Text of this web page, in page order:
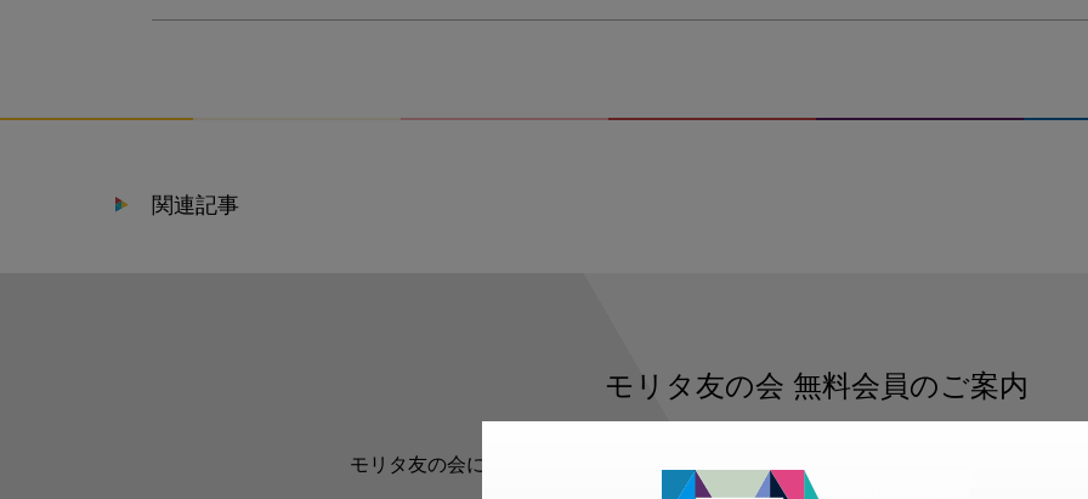
関連記事
モリタ友の会 無料会員のご案内
モリタ友の会に登録いただくと、デンタルライフデザインをもっと便利にご利用い